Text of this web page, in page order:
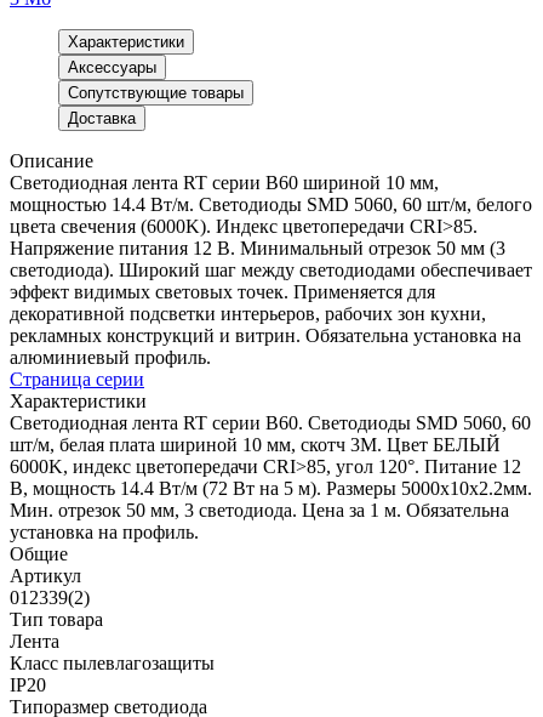
Характеристики
Аксессуары
Сопутствующие товары
Доставка
Описание
Светодиодная лента RT серии B60 шириной 10 мм,
мощностью 14.4 Вт/м. Светодиоды SMD 5060, 60 шт/м, белого
цвета свечения (6000K). Индекс цветопередачи CRI>85.
Напряжение питания 12 В. Минимальный отрезок 50 мм (3
светодиода). Широкий шаг между светодиодами обеспечивает
эффект видимых световых точек. Применяется для
декоративной подсветки интерьеров, рабочих зон кухни,
рекламных конструкций и витрин. Обязательна установка на
алюминиевый профиль.
Страница серии
Характеристики
Светодиодная лента RT серии B60. Светодиоды SMD 5060, 60
шт/м, белая плата шириной 10 мм, скотч 3M. Цвет БЕЛЫЙ
6000K, индекс цветопередачи CRI>85, угол 120°. Питание 12
В, мощность 14.4 Вт/м (72 Вт на 5 м). Размеры 5000x10x2.2мм.
Мин. отрезок 50 мм, 3 светодиода. Цена за 1 м. Обязательна
установка на профиль.
Общие
Артикул
012339(2)
Тип товара
Лента
Класс пылевлагозащиты
IP20
Типоразмер светодиода